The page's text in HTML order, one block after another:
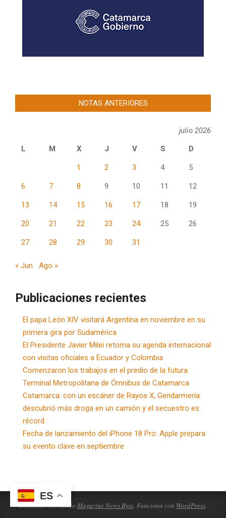
NOTAS ANTERIORES
julio 2026
L
M X J V S D
1 2 3 4 5
6 7 8 9 10 11 12
13 14 15 16 17 18 19
20 21 22 23 24 25 26
27 28 29 30 31
« Jun Ago »
Publicaciones recientes
El papa León XIV visitará Argentina en noviembre en su
primera gira por Sudamérica
El Presidente Javier Milei retoma su agenda internacional
con visitas oficiales a Ecuador y Colombia
Comenzaron los trabajos en el predio de la futura
Terminal Metropolitana de Ómnibus de Catamarca
Catamarca: con un escáner de Rayos X, Gendarmería
descubrió más droga en un camión y el secuestro es
récord
Fecha de lanzamiento del iPhone 18 Pro: Apple prepara
su evento clave en septiembre
Diseñado utilizando Magazine News Byte. Funciona con WordPress.
ES